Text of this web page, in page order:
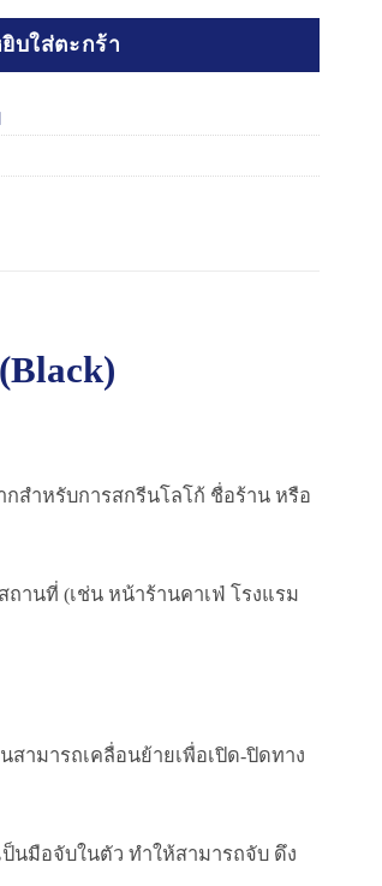
บใส่ตะกร้า
สำหรับการสกรีนโลโก้ ชื่อร้าน หรือ
านที่ (เช่น หน้าร้านคาเฟ่ โรงแรม
ามารถเคลื่อนย้ายเพื่อเปิด-ปิดทาง
นมือจับในตัว ทำให้สามารถจับ ดึง